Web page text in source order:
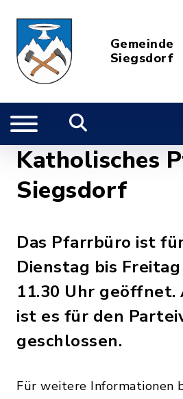
Gemeinde
Siegsdorf
Katholisches
Siegsdorf
Das Pfarrbüro ist
Dienstag bis
11.30 Uhr geöffnet.
ist es für den
geschlossen.
Für weitere Informationen